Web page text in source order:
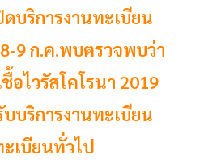
บริการงานทะเบียน
9 ก.ค.พบตรวจพบว่า
ไวรัสโคโรนา 2019
บบริการงานทะเบียน
เบียนทั่วไป